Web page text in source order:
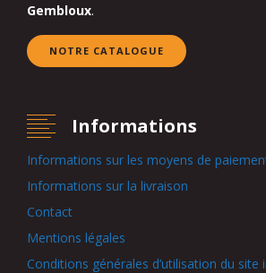
Gembloux.
NOTRE CATALOGUE
Informations
Informations sur les moyens de
Informations sur la livraison
Contact
Mentions légales
Conditions générales d’utilisation du site